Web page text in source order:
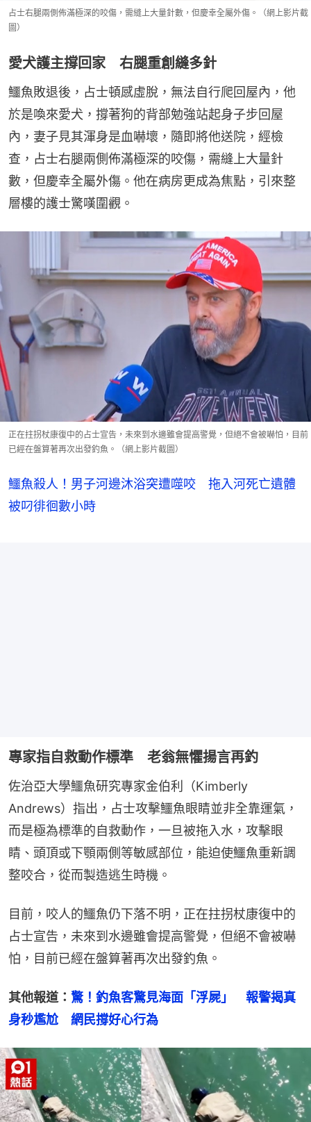
占士右腿兩側佈滿極深的咬傷，需縫上大量針數，但慶幸全屬外傷。（網上影片截
圖）
愛犬護主撐回家 右腿重創縫多針
鱷魚敗退後，占士頓感虛脫，無法自行爬回屋內，他
於是喚來愛犬，撐著狗的背部勉強站起身子步回屋
內，妻子見其渾身是血嚇壞，隨即將他送院，經檢
查，占士右腿兩側佈滿極深的咬傷，需縫上大量針
數，但慶幸全屬外傷。他在病房更成為焦點，引來整
層樓的護士驚嘆圍觀。
正在拄拐杖康復中的占士宣告，未來到水邊雖會提高警覺，但絕不會被嚇怕，目前
已經在盤算著再次出發釣魚。（網上影片截圖）
鱷魚殺人！男子河邊沐浴突遭噬咬 拖入河死亡遺體
被叼徘徊數小時
專家指自救動作標準 老翁無懼揚言再釣
佐治亞大學鱷魚研究專家金伯利（Kimberly
Andrews）指出，占士攻擊鱷魚眼睛並非全靠運氣，
而是極為標準的自救動作，一旦被拖入水，攻擊眼
睛、頭頂或下顎兩側等敏感部位，能迫使鱷魚重新調
整咬合，從而製造逃生時機。
目前，咬人的鱷魚仍下落不明，正在拄拐杖康復中的
占士宣告，未來到水邊雖會提高警覺，但絕不會被嚇
怕，目前已經在盤算著再次出發釣魚。
其他報道： 驚！釣魚客驚見海面「浮屍」　報警揭真
身秒尷尬　網民撐好心行為